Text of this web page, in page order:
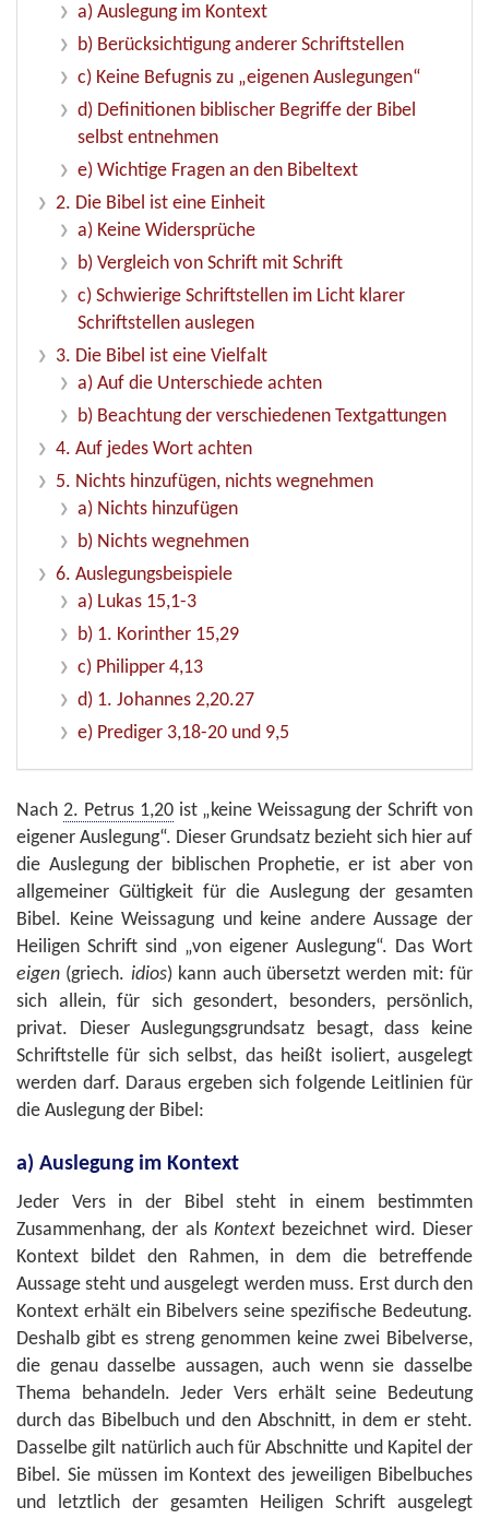
a) Auslegung im Kontext
b) Berücksichtigung anderer Schriftstellen
c) Keine Befugnis zu „eigenen Auslegungen“
d) Definitionen biblischer Begriffe der Bibel
selbst entnehmen
e) Wichtige Fragen an den Bibeltext
2. Die Bibel ist eine Einheit
a) Keine Widersprüche
b) Vergleich von Schrift mit Schrift
c) Schwierige Schriftstellen im Licht klarer
Schriftstellen auslegen
3. Die Bibel ist eine Vielfalt
a) Auf die Unterschiede achten
b) Beachtung der verschiedenen Textgattungen
4. Auf jedes Wort achten
5. Nichts hinzufügen, nichts wegnehmen
a) Nichts hinzufügen
b) Nichts wegnehmen
6. Auslegungsbeispiele
a) Lukas 15,1-3
b) 1. Korinther 15,29
c) Philipper 4,13
d) 1. Johannes 2,20.27
e) Prediger 3,18-20 und 9,5
Nach 2. Petrus 1,20ist „keine Weissagung der Schrift von
eigener Auslegung“. Dieser Grundsatz bezieht sich hier auf
die Auslegung der biblischen Prophetie, er ist aber von
allgemeiner Gültigkeit für die Auslegung der gesamten
Bibel. Keine Weissagung und keine andere Aussage der
Heiligen Schrift sind „von eigener Auslegung“. Das Wort
eigen (griech. idios) kann auch übersetzt werden mit: für
sich allein, für sich gesondert, besonders, persönlich,
privat. Dieser Auslegungsgrundsatz besagt, dass keine
Schriftstelle für sich selbst, das heißt isoliert, ausgelegt
werden darf. Daraus ergeben sich folgende Leitlinien für
die Auslegung der Bibel:
a) Auslegung im Kontext
Jeder Vers in der Bibel steht in einem bestimmten
Zusammenhang, der als Kontext bezeichnet wird. Dieser
Kontext bildet den Rahmen, in dem die betreffende
Aussage steht und ausgelegt werden muss. Erst durch den
Kontext erhält ein Bibelvers seine spezifische Bedeutung.
Deshalb gibt es streng genommen keine zwei Bibelverse,
die genau dasselbe aussagen, auch wenn sie dasselbe
Thema behandeln. Jeder Vers erhält seine Bedeutung
durch das Bibelbuch und den Abschnitt, in dem er steht.
Dasselbe gilt natürlich auch für Abschnitte und Kapitel der
Bibel. Sie müssen im Kontext des jeweiligen Bibelbuches
und letztlich der gesamten Heiligen Schrift ausgelegt